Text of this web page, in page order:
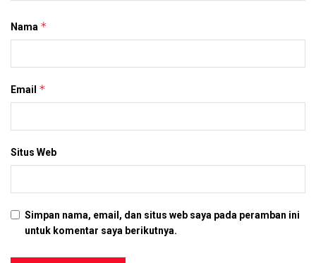
Nama *
Email *
Situs Web
Simpan nama, email, dan situs web saya pada peramban ini
untuk komentar saya berikutnya.